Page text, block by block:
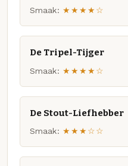
Smaak: ★★★★☆
De Tripel-Tijger
Smaak: ★★★★☆
De Stout-Liefhebber
Smaak: ★★★☆☆